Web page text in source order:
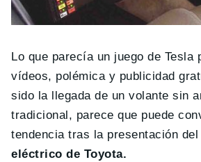
Lo que parecía un juego de Tesla
vídeos, polémica y publicidad
sido la llegada de un volante sin
tradicional, parece que puede
tendencia tras la presentación del
eléctrico de Toyota.